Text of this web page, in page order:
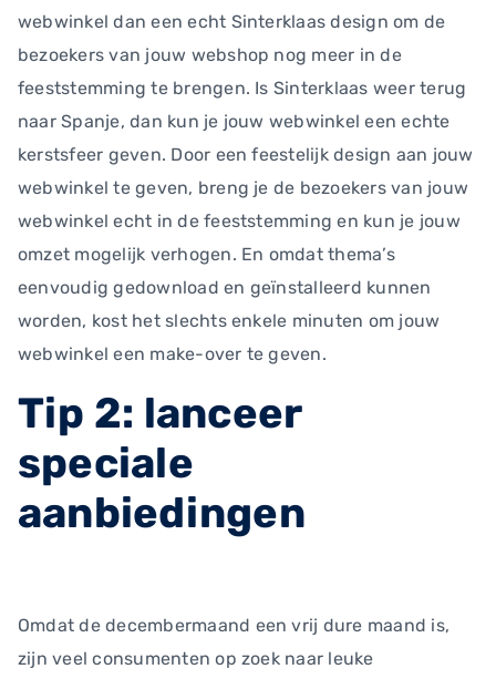
webwinkel dan een echt Sinterklaas design om de
bezoekers van jouw webshop nog meer in de
feeststemming te brengen. Is Sinterklaas weer terug
naar Spanje, dan kun je jouw webwinkel een echte
kerstsfeer geven. Door een feestelijk design aan jouw
webwinkel te geven, breng je de bezoekers van jouw
webwinkel echt in de feeststemming en kun je jouw
omzet mogelijk verhogen. En omdat thema’s
eenvoudig gedownload en geïnstalleerd kunnen
worden, kost het slechts enkele minuten om jouw
webwinkel een make-over te geven.
Tip 2: lanceer
speciale
aanbiedingen
Omdat de decembermaand een vrij dure maand is,
zijn veel consumenten op zoek naar leuke